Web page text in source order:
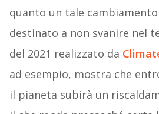
quanto un tale
destinato a non svanire nel
del 2021 realizzato da
ad esempio, mostra che
il pianeta subirà un